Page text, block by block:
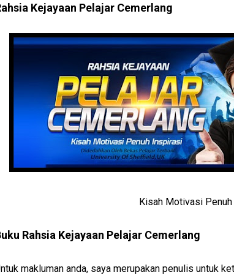
Kejayaan Pelajar Cemerlang
Kisah Motivasi
Rahsia Kejayaan Pelajar Cemerlang
makluman anda, saya merupakan penulis untuk